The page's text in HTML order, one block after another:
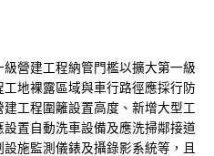
營建工程納管門檻以擴大第一級
地裸露區域與車行路徑應採行防
工程圍籬設置高度、新增大型工
置自動洗車設備及應洗掃鄰接道
施監測儀錶及攝錄影系統等，且